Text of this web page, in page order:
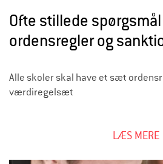
Ofte stillede
ordensregler og
Alle skoler skal have et sæt
værdiregelsæt
LÆS MERE